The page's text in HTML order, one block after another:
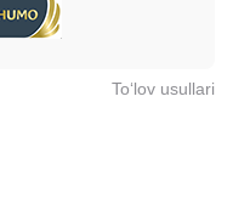
To‘lov usullari